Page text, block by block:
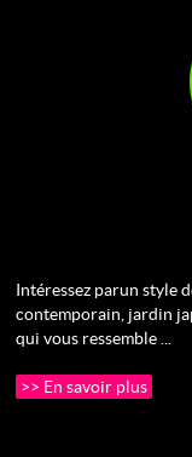
Intéressez par un style
contemporain, jardin
qui vous ressemble ...
>> En savoir plus